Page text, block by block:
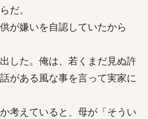
だ。
が嫌いを自認していたから
した。俺は、若くまだ見ぬ許
がある風な事を言って実家に
考えていると、母が「そうい